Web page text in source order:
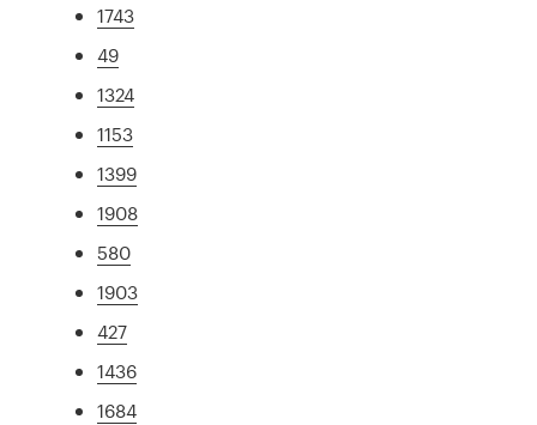
1743
49
1324
1153
1399
1908
580
1903
427
1436
1684